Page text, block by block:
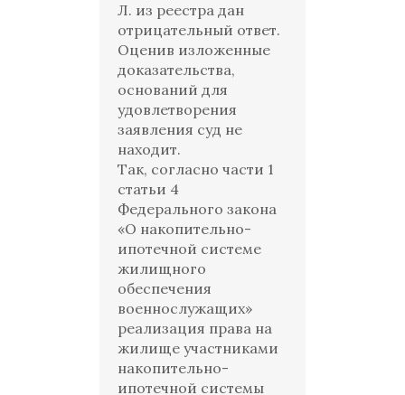
Л. из реестра дан
отрицательный ответ.
Оценив изложенные
доказательства,
оснований для
удовлетворения
заявления суд не
находит.
Так, согласно части 1
статьи 4
Федерального закона
«О накопительно-
ипотечной системе
жилищного
обеспечения
военнослужащих»
реализация права на
жилище участниками
накопительно-
ипотечной системы